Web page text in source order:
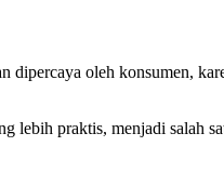
dipercaya oleh konsumen,
lebih praktis, menjadi salah